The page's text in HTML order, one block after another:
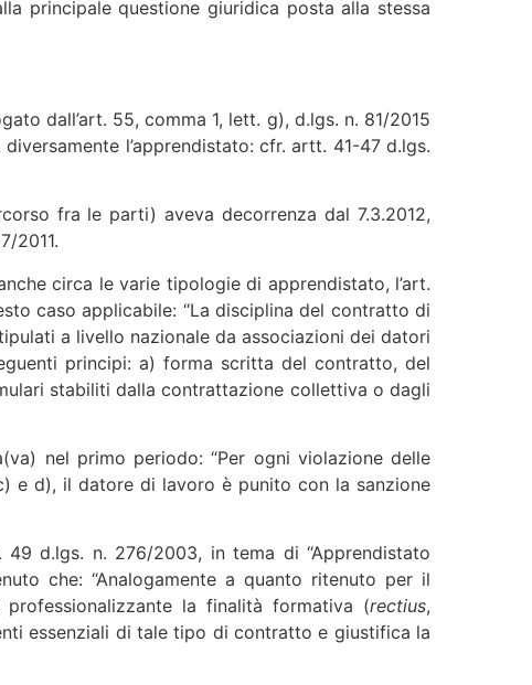
principale questione giuridica posta alla stessa
dall’art. 55, comma 1, lett. g), d.lgs. n. 81/2015
l’apprendistato: cfr. artt. 41-47 d.lgs.
fra le parti) aveva decorrenza dal 7.3.2012,
2011.
circa le varie tipologie di apprendistato, l’art.
caso applicabile: “La disciplina del contratto di
a livello nazionale da associazioni dei datori
principi: a) forma scritta del contratto, del
stabiliti dalla contrattazione collettiva o dagli
nel primo periodo: “Per ogni violazione delle
e d), il datore di lavoro è punito con la sanzione
d.lgs. n. 276/2003, in tema di “Apprendistato
che: “Analogamente a quanto ritenuto per il
la finalità formativa (rectius,
essenziali di tale tipo di contratto e giustifica la